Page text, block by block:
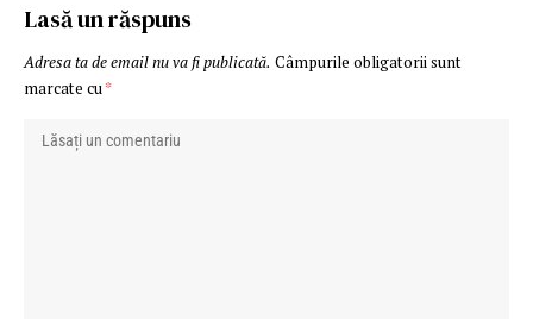
Lasă un răspuns
Adresa ta de email nu va fi publicată. Câmpurile obligatorii sunt
marcate cu *